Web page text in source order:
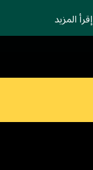
إقرأ المزيد